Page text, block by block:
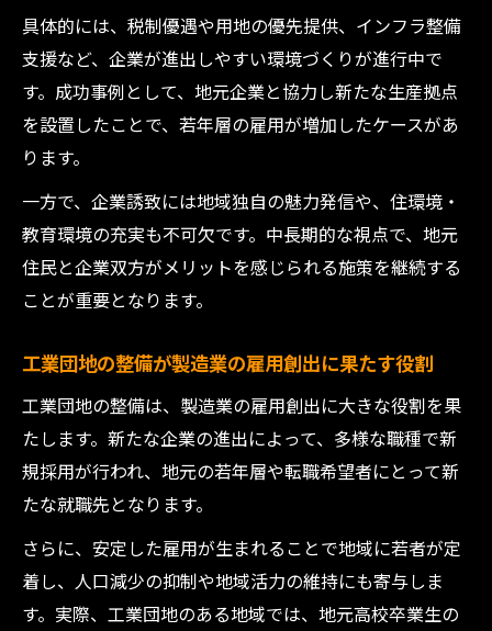
具体的には、税制優遇や用地の優先提供、インフラ整備
支援など、企業が進出しやすい環境づくりが進行中で
す。成功事例として、地元企業と協力し新たな生産拠点
を設置したことで、若年層の雇用が増加したケースがあ
ります。
一方で、企業誘致には地域独自の魅力発信や、住環境・
教育環境の充実も不可欠です。中長期的な視点で、地元
住民と企業双方がメリットを感じられる施策を継続する
ことが重要となります。
工業団地の整備が製造業の雇用創出に果たす役割
工業団地の整備は、製造業の雇用創出に大きな役割を果
たします。新たな企業の進出によって、多様な職種で新
規採用が行われ、地元の若年層や転職希望者にとって新
たな就職先となります。
さらに、安定した雇用が生まれることで地域に若者が定
着し、人口減少の抑制や地域活力の維持にも寄与しま
す。実際、工業団地のある地域では、地元高校卒業生の